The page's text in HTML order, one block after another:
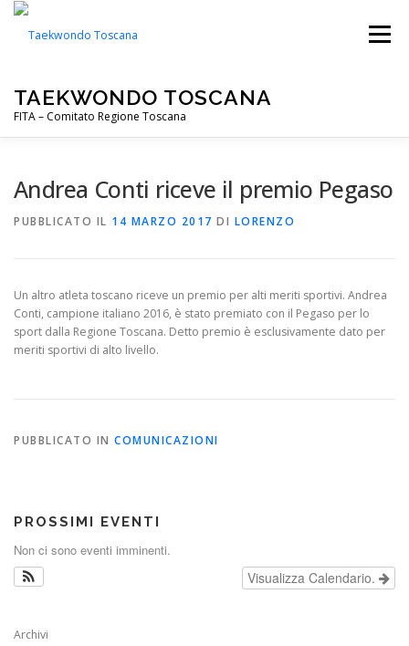
Passa
contenuto
TAEKWONDO TOSCANA
FITA – Comitato Regione Toscana
Menu
Andrea Conti riceve il premio Pegaso
PUBBLICATO IL 14 MARZO 2017 DI LORENZO
Un altro atleta toscano riceve un premio per alti meriti sportivi. Andrea
Conti, campione italiano 2016, è stato premiato con il Pegaso per lo
sport dalla Regione Toscana. Detto premio è esclusivamente dato per
meriti sportivi di alto livello.
PUBBLICATO IN COMUNICAZIONI
PROSSIMI EVENTI
Non ci sono eventi imminenti.
Visualizza Calendario.
Archivi